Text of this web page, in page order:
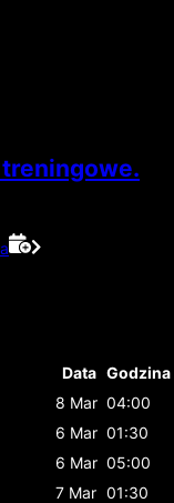
Data Godzina
8 Mar 04:00
6 Mar 01:30
6 Mar 05:00
7 Mar 01:30